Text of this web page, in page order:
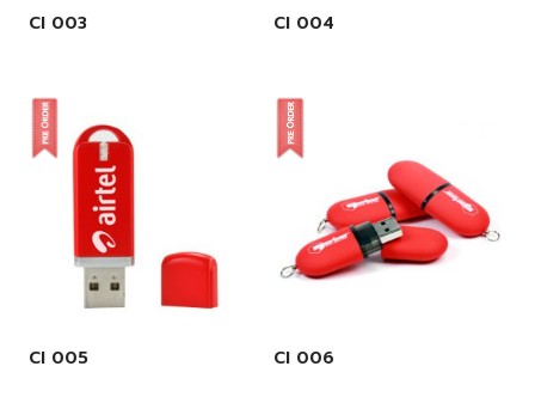
CI 003 CI 004
CI 005 CI 006